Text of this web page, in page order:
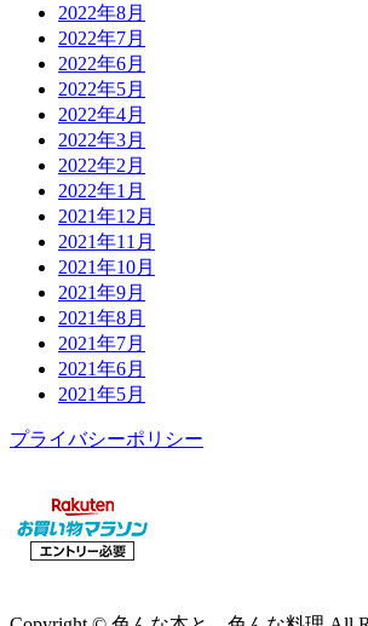
2022年8月
2022年7月
2022年6月
2022年5月
2022年4月
2022年3月
2022年2月
2022年1月
2021年12月
2021年11月
2021年10月
2021年9月
2021年8月
2021年7月
2021年6月
2021年5月
プライバシーポリシー